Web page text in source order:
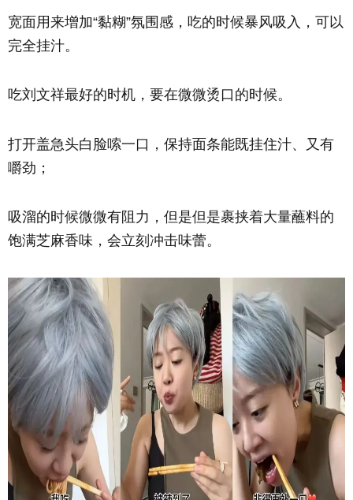
宽面用来增加“黏糊”氛围感，吃的时候暴风吸入，可以
完全挂汁。
吃刘文祥最好的时机，要在微微烫口的时候。
打开盖急头白脸嗦一口，保持面条能既挂住汁、又有
嚼劲；
吸溜的时候微微有阻力，但是但是裹挟着大量蘸料的
饱满芝麻香味，会立刻冲击味蕾。